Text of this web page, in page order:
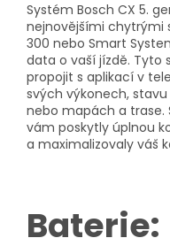
Systém Bosch CX 5.
nejnovějšími chytrými
300 nebo Smart
data o vaší jízdě. Tyto
propojit s aplikací v
svých výkonech,
nebo mapách a trase.
vám poskytly úplnou
a maximalizovaly váš
Baterie: